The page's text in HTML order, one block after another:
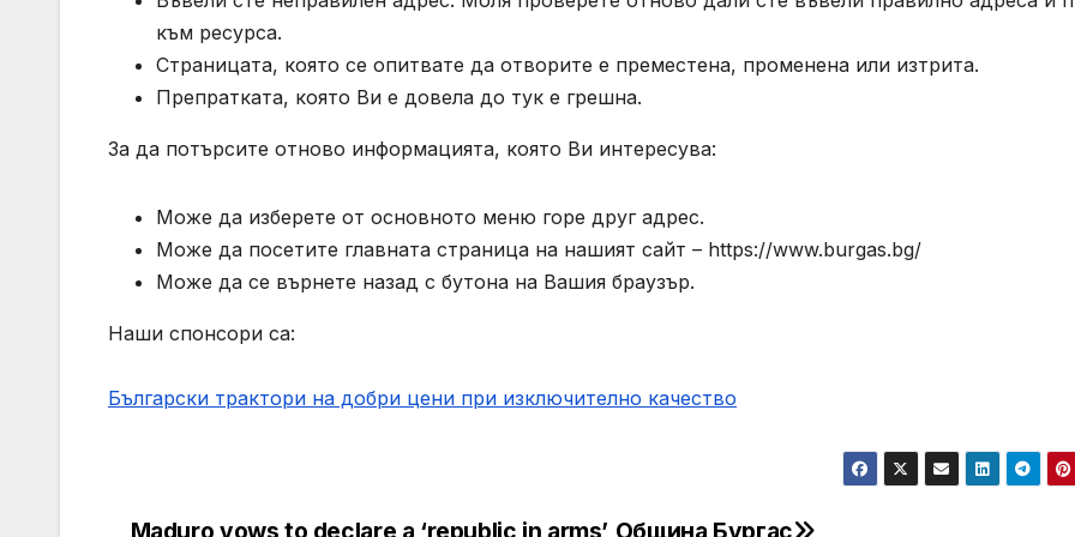
към ресурса.
Страницата, която се опитвате да отворите е преместена, променена или изтрита.
Препратката, която Ви е довела до тук е грешна.
За да потърсите отново информацията, която Ви интересува:
Може да изберете от основното меню горе друг адрес.
Може да посетите главната страница на нашият сайт – https://www.burgas.bg/
Може да се върнете назад с бутона на Вашия браузър.
Наши спонсори са:
Български трактори на добри цени при изключително качество
Община Бургас
Maduro vows to declare a ‘republic in arms’